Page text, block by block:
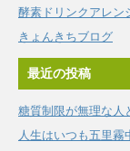
酵素ドリンクアレン
きょんきちブログ
最近の投稿
糖質制限が無理な人
人生はいつも五里霧